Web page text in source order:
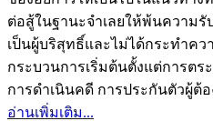
ต่อสู้ในฐานะจำเลยให้พ้นความรั
เป็นผู้บริสุทธิ์และไม่ได้กระทำคว
กระบวนการเริ่มต้นตั้งแต่การต
การดำเนินคดี การประกันตัวผู้ต้อ
อ่านเพิ่มเติม...